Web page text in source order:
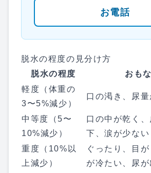
お電話
脱水の程度の見分け方
脱水の程度
おも
軽度（体重の
3〜5%減少）
口の渇き、尿
中等度（5〜
10%減少）
口の中が乾く
下、涙が少ない
重度（10%以
上減少）
ぐったり、目
が冷たい、尿が